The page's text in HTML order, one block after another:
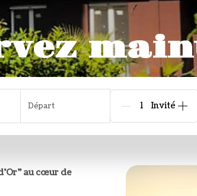
Départ Personnes
au cœur de